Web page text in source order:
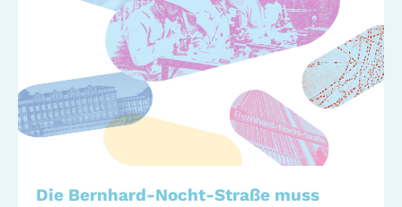
Standorte
Gemeinwesenarbeit
Raumvermietung
Auszeichnungen
Jobs + Praktika
Förderverein
Leseförderung
Ferienprogramm
Die Bernhard-Nocht-Straße muss